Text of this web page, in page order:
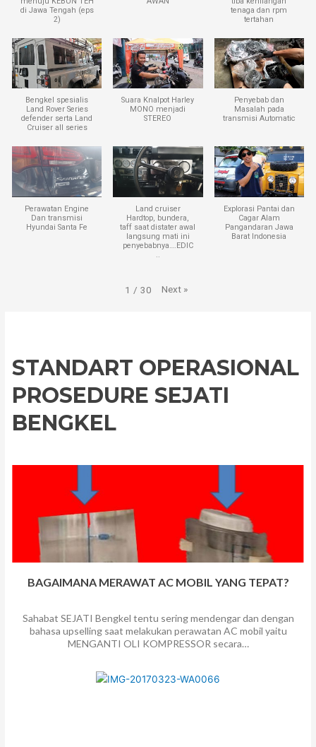
di Jawa Tengah (eps
2)
tenaga dan rpm
tertahan
Bengkel spesialis
Land Rover Series
defender serta Land
Cruiser all series
Suara Knalpot Harley
MONO menjadi
STEREO
Penyebab dan
Masalah pada
transmisi Automatic
Perawatan Engine
Dan transmisi
Hyundai Santa Fe
Land cruiser
Hardtop, bundera,
taff saat distater awal
langsung mati ini
penyebabnya….EDIC
..
Explorasi Pantai dan
Cagar Alam
Pangandaran Jawa
Barat Indonesia
1 / 30 Next »
STANDART OPERASIONAL
PROSEDURE SEJATI
BENGKEL
BAGAIMANA MERAWAT AC MOBIL YANG TEPAT?
Sahabat SEJATI Bengkel tentu sering mendengar dan dengan
bahasa upselling saat melakukan perawatan AC mobil yaitu
MENGANTI OLI KOMPRESSOR secara…